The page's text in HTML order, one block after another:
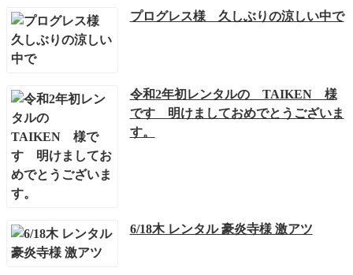
プログレス様 久しぶりの涼しい中で
令和2年初レンタルの TAIKEN 様
です 明けましておめでとうございま
す。
6/18木 レンタル 豪炎寺様 激アツ